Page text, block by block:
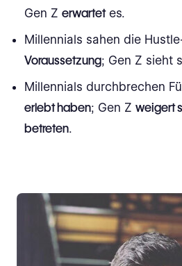
Gen Zerwartetes.
Millennials sahen die
Voraussetzung; Gen Z sieht
Millennials durchbrechen
erlebt haben; Gen Zweigert
betreten.